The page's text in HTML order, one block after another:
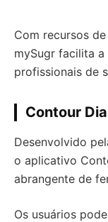
Com recursos
mySugr facilita
profissionais de
Contour
Desenvolvido
o aplicativo
abrangente de
Os usuários